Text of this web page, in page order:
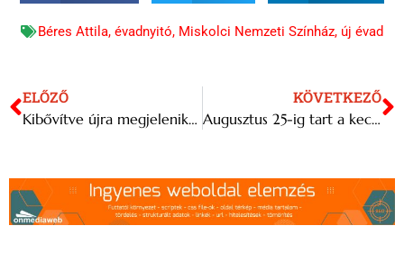
Béres Attila, évadnyitó, Miskolci Nemzeti Színház, új évad
ELŐZŐ
Kibővítve újra megjelenik a Beatles Anthology-sorozata
KÖVETKEZŐ
Augusztus 25-ig tart a kecskeméti Hírös Hét Fesztivál